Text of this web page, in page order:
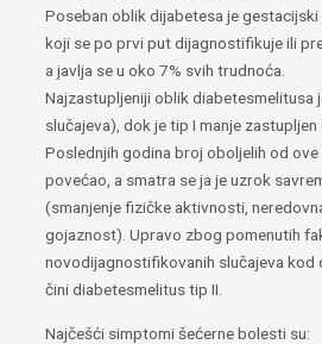
Poseban oblik dijabetesa je
koji se po prvi put dijagnostifikuje ili
a javlja se u oko 7% svih trudnoća.
Najzastupljeniji oblik diabetesmelitusa
slučajeva), dok je tip I manje zastupljen
Poslednjih godina broj oboljelih od
povećao, a smatra se ja je uzrok
(smanjenje fizičke aktivnosti,
gojaznost). Upravo zbog pomenutih
novodijagnostifikovanih slučajeva kod
čini diabetesmelitus tip II.
Najčešći simptomi šećerne bolesti su: